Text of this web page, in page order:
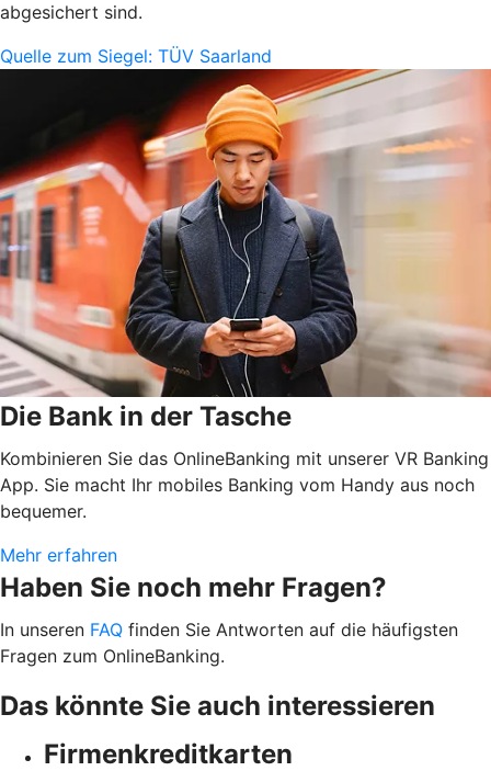
abgesichert sind.
Quelle zum Siegel: TÜV Saarland
Die Bank in der Tasche
Kombinieren Sie das OnlineBanking mit unserer VR Banking
App. Sie macht Ihr mobiles Banking vom Handy aus noch
bequemer.
Mehr erfahren
Haben Sie noch mehr Fragen?
In unseren FAQ finden Sie Antworten auf die häufigsten
Fragen zum OnlineBanking.
Das könnte Sie auch interessieren
Firmenkreditkarten